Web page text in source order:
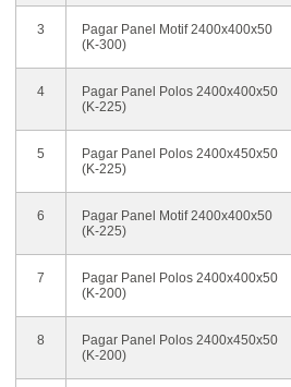
3
Pagar Panel Motif 2400x400x50
(K-300)
4
Pagar Panel Polos 2400x400x50
(K-225)
5
Pagar Panel Polos 2400x450x50
(K-225)
6
Pagar Panel Motif 2400x400x50
(K-225)
7
Pagar Panel Polos 2400x400x50
(K-200)
8
Pagar Panel Polos 2400x450x50
(K-200)